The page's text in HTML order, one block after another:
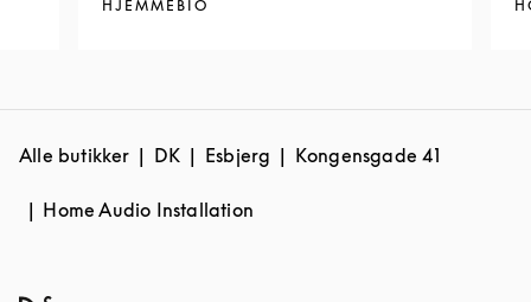
HJEMMEBIO
Alle butikker DK Esbjerg Kongensgade 41
Home Audio Installation